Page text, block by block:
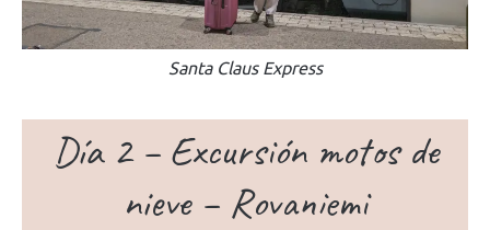
Santa Claus Express
Día 2 – Excursión motos de
nieve – Rovaniemi